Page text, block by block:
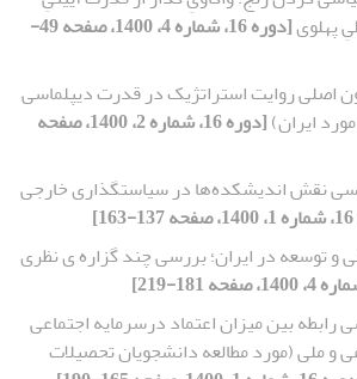
پهلوی
[دوره 16، شماره 4، 1400، صفحه 49-
اصلی روایت استراتژیک در قدرت دیپلماسی
ایران)
[دوره 16، شماره 2، 1400، صفحه
نقش اندیشکده‌ها در سیاستگذاری خارجی
و توسعه در ایران؛ بررسی چند گزاره ی نظری
رابطه بین میزان اعتماد درسرمایه اجتماعی
و ملی (مورد مطالعه دانشجویان تحصیلات